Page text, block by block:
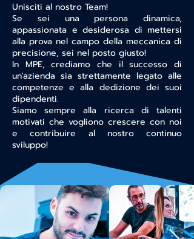
Unisciti al nostro Team!
Se sei una persona dinamica,
appassionata e desiderosa di mettersi
alla prova nel campo della meccanica di
precisione, sei nel posto giusto!
In MPE, crediamo che il successo di
un'azienda sia strettamente legato alle
competenze e alla dedizione dei suoi
dipendenti.
Siamo sempre alla ricerca di talenti
motivati che vogliono crescere con noi
e contribuire al nostro continuo
sviluppo!